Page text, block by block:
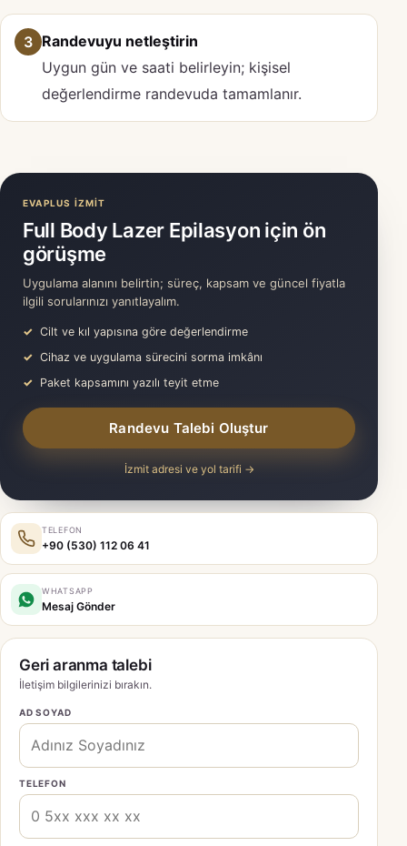
3 Randevuyu netleştirin
Uygun gün ve saati belirleyin; kişisel
değerlendirme randevuda tamamlanır.
EVAPLUS İZMİT
Full Body Lazer Epilasyon için ön
görüşme
Uygulama alanını belirtin; süreç, kapsam ve güncel fiyatla
ilgili sorularınızı yanıtlayalım.
Cilt ve kıl yapısına göre değerlendirme
Cihaz ve uygulama sürecini sorma imkânı
Paket kapsamını yazılı teyit etme
Randevu Talebi Oluştur
İzmit adresi ve yol tarifi →
TELEFON
+90 (530) 112 06 41
WHATSAPP
Mesaj Gönder
Geri aranma talebi
İletişim bilgilerinizi bırakın.
AD SOYAD
TELEFON